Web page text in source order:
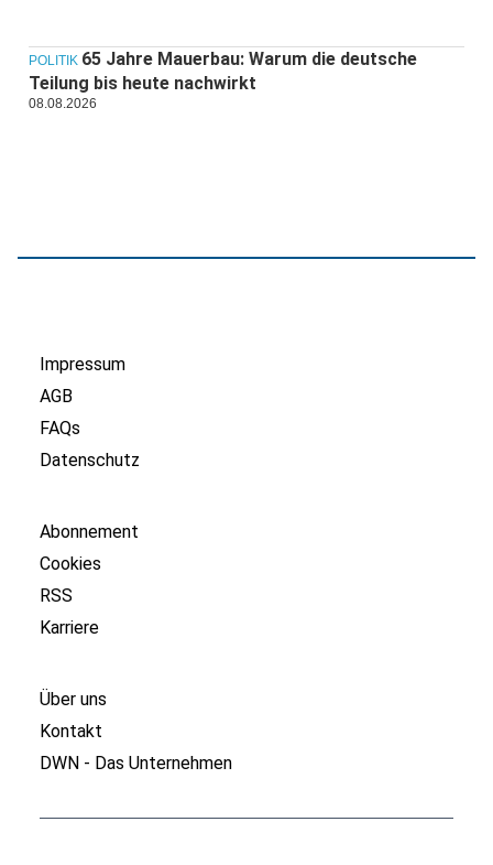
POLITIK 65 Jahre Mauerbau: Warum die deutsche
Teilung bis heute nachwirkt
08.08.2026
Impressum
AGB
FAQs
Datenschutz
Abonnement
Cookies
RSS
Karriere
Über uns
Kontakt
DWN - Das Unternehmen